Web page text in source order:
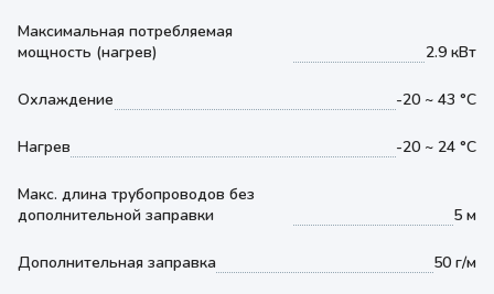
Максимальная потребляемая
мощность (нагрев)
2.9 кВт
Охлаждение -20 ~ 43 °С
Нагрев -20 ~ 24 °С
Макс. длина трубопроводов без
дополнительной заправки
5 м
Дополнительная заправка 50 г/м